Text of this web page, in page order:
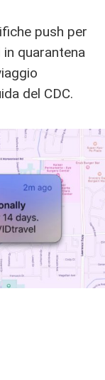
push per
quarantena
del CDC.